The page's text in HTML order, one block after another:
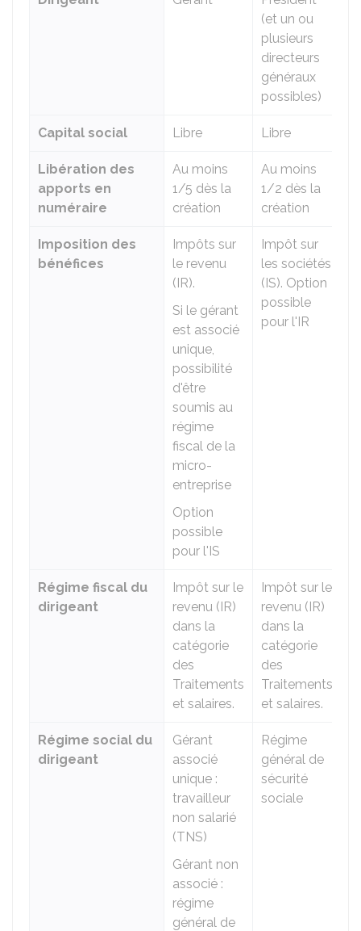
(et un ou
plusieurs
directeurs
généraux
possibles)
Capital social Libre Libre
Libération des
apports en
numéraire
Au moins
1/5 dès la
création
Au moins
1/2 dès la
création
Imposition des
bénéfices
Impôts sur
le revenu
(IR).
Si le gérant
est associé
unique,
possibilité
d'être
soumis au
régime
fiscal de la
micro-
entreprise
Option
possible
pour l'IS
Impôt sur
les sociétés
(IS). Option
possible
pour l'IR
Régime fiscal du
dirigeant
Impôt sur le
revenu (IR)
dans la
catégorie
des
Traitements
et salaires.
Impôt sur le
revenu (IR)
dans la
catégorie
des
Traitements
et salaires.
Régime social du
dirigeant
Gérant
associé
unique :
travailleur
non salarié
(TNS)
Gérant non
associé :
régime
général de
Régime
général de
sécurité
sociale